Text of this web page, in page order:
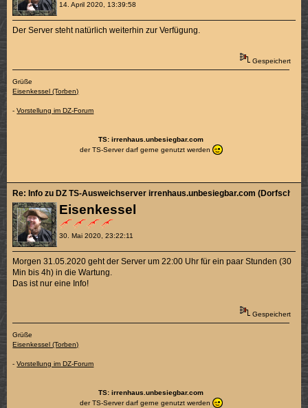
14. April 2020, 13:39:58
Der Server steht natürlich weiterhin zur Verfügung.
Gespeichert
Grüße
Eisenkessel (Torben)
-Vorstellung im DZ-Forum
TS: irrenhaus.unbesiegbar.com
der TS-Server darf gerne genutzt werden
Eisenkessel
30. Mai 2020, 23:22:11
Re: Info zu DZ TS-Ausweichserver irrenhaus.unbesiegbar.com
Morgen 31.05.2020 geht der Server um 22:00 Uhr für ein paar Stunden (30
Min bis 4h) in die Wartung.
Das ist nur eine Info!
Gespeichert
Grüße
Eisenkessel (Torben)
-Vorstellung im DZ-Forum
TS: irrenhaus.unbesiegbar.com
der TS-Server darf gerne genutzt werden